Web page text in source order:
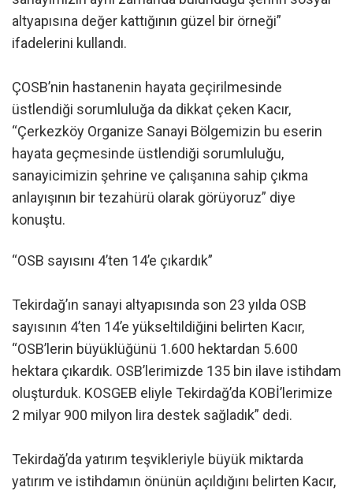
altyapısına değer kattığının güzel bir örneği”
ifadelerini kullandı.
ÇOSB’nin hastanenin hayata geçirilmesinde
üstlendiği sorumluluğa da dikkat çeken Kacır,
“Çerkezköy Organize Sanayi Bölgemizin bu eserin
hayata geçmesinde üstlendiği sorumluluğu,
sanayicimizin şehrine ve çalışanına sahip çıkma
anlayışının bir tezahürü olarak görüyoruz” diye
konuştu.
“OSB sayısını 4’ten 14’e çıkardık”
Tekirdağ’ın sanayi altyapısında son 23 yılda OSB
sayısının 4’ten 14’e yükseltildiğini belirten Kacır,
“OSB’lerin büyüklüğünü 1.600 hektardan 5.600
hektara çıkardık. OSB’lerimizde 135 bin ilave istihdam
oluşturduk. KOSGEB eliyle Tekirdağ’da KOBİ’lerimize
2 milyar 900 milyon lira destek sağladık” dedi.
Tekirdağ’da yatırım teşvikleriyle büyük miktarda
yatırım ve istihdamın önünün açıldığını belirten Kacır,